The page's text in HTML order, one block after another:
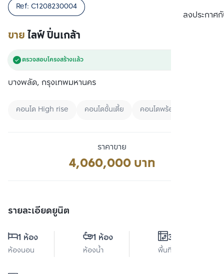
ลงประกาศกั
ขายไลฟ์ ปิ่นเกล้า
Ref: C1208230004
ตรวจสอบโครงสร้างแล้ว
บางพลัด, กรุงเทพมหานคร
คอนโด High rise คอนโดชั้นเตี้ย คอนโดพร้อมอยู่
ราคาขาย
4,060,000 บาท
รายละเอียดยูนิต
1 ห้อง
ห้องนอน
1 ห้อง
ห้องน้ำ
35 ตร.ม.
พื้นที่ใช้สอย
เปรียบเทียบ